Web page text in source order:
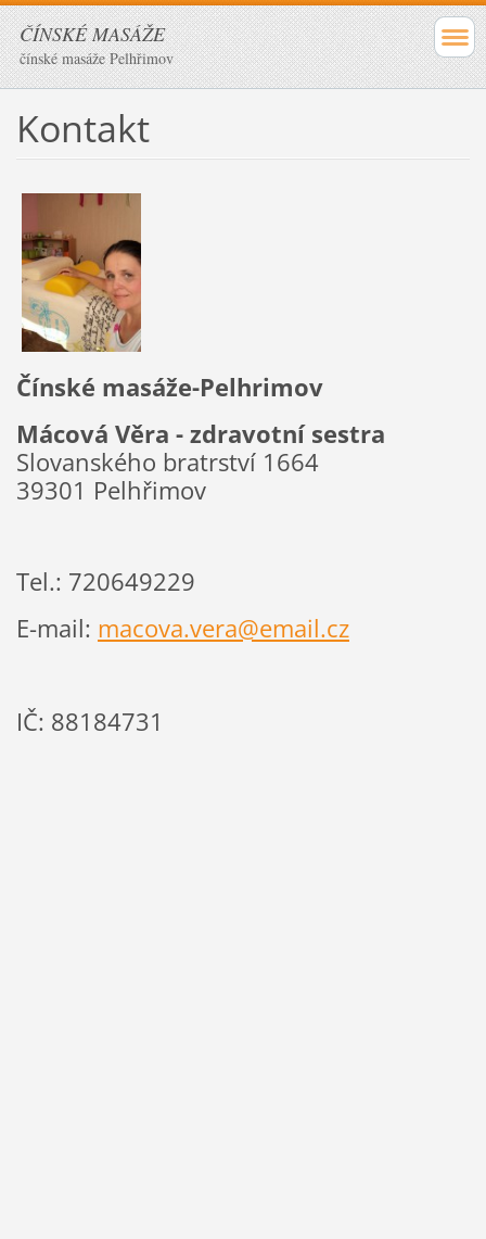
ČÍNSKÉ MASÁŽE
čínské masáže Pelhřimov
Kontakt
Čínské masáže-Pelhrimov
Mácová Věra - zdravotní sestra
Slovanského bratrství 1664
39301 Pelhřimov
Tel.: 720649229
E-mail: macova.vera@email.cz
IČ: 88184731